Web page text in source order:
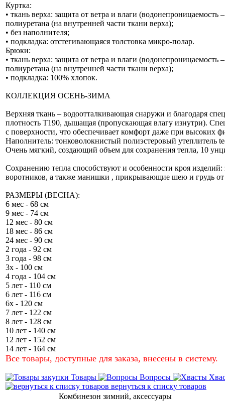
Куртка:
• ткань верха: защита от ветра и влаги (водонепроницаемость
полиуретана (на внутренней части ткани верха);
• без наполнителя;
• подкладка: отстегивающаяся толстовка микро-полар.
Брюки:
• ткань верха: защита от ветра и влаги (водонепроницаемость
полиуретана (на внутренней части ткани верха);
• подкладка: 100% хлопок.
КОЛЛЕКЦИЯ ОСЕНЬ-ЗИМА
Верхняя ткань – водоотталкивающая снаружи и благодаря
плотность Т190, дышащая (пропускающая влагу изнутри).
с поверхности, что обеспечивает комфорт даже при высоких
Наполнитель: тонковолокнистый полиэстеровый утеплитель
Очень мягкий, создающий объем для сохранения тепла, 10
Сохранению тепла способствуют и особенности кроя
воротников, а также манишки , прикрывающие шею и грудь от
РАЗМЕРЫ (ВЕСНА):
6 мес - 68 см
9 мес - 74 см
12 мес - 80 см
18 мес - 86 см
24 мес - 90 см
2 года - 92 см
3 года - 98 см
3х - 100 см
4 года - 104 см
5 лет - 110 см
6 лет - 116 см
6х - 120 см
7 лет - 122 см
8 лет - 128 см
10 лет - 140 см
12 лет - 152 см
14 лет - 164 см
Все товары, доступные для заказа, внесены в систему.
Товары Вопросы
вернуться к списку товаров
Комбинезон зимний, аксессуары